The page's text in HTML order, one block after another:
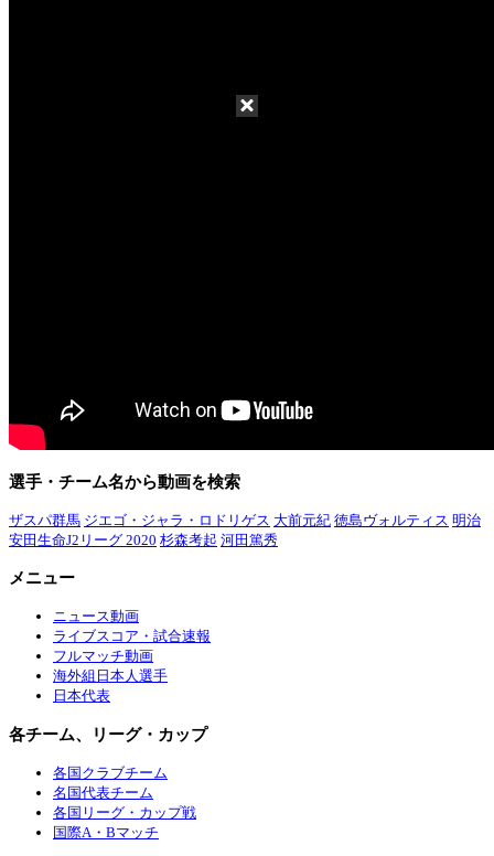
選手・チーム名から動画を検索
ザスパ群馬 ジエゴ・ジャラ・ロドリゲス 大前元紀 徳島ヴォルティス 明治
安田生命J2リーグ 2020 杉森考起 河田篤秀
メニュー
ニュース動画
ライブスコア・試合速報
フルマッチ動画
海外組日本人選手
日本代表
各チーム、リーグ・カップ
各国クラブチーム
名国代表チーム
各国リーグ・カップ戦
国際A・Bマッチ